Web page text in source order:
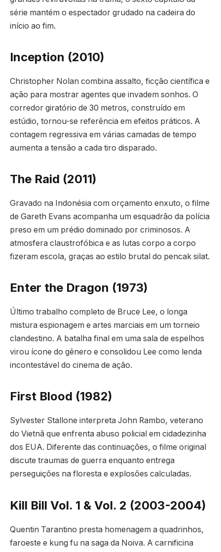
série mantém o espectador grudado na cadeira do
início ao fim.
Inception (2010)
Christopher Nolan combina assalto, ficção científica e
ação para mostrar agentes que invadem sonhos. O
corredor giratório de 30 metros, construído em
estúdio, tornou-se referência em efeitos práticos. A
contagem regressiva em várias camadas de tempo
aumenta a tensão a cada tiro disparado.
The Raid (2011)
Gravado na Indonésia com orçamento enxuto, o filme
de Gareth Evans acompanha um esquadrão da polícia
preso em um prédio dominado por criminosos. A
atmosfera claustrofóbica e as lutas corpo a corpo
fizeram escola, graças ao estilo brutal do pencak silat.
Enter the Dragon (1973)
Último trabalho completo de Bruce Lee, o longa
mistura espionagem e artes marciais em um torneio
clandestino. A batalha final em uma sala de espelhos
virou ícone do gênero e consolidou Lee como lenda
incontestável do cinema de ação.
First Blood (1982)
Sylvester Stallone interpreta John Rambo, veterano
do Vietnã que enfrenta abuso policial em cidadezinha
dos EUA. Diferente das continuações, o filme original
discute traumas de guerra enquanto entrega
perseguições na floresta e explosões calculadas.
Kill Bill Vol. 1 & Vol. 2 (2003-2004)
Quentin Tarantino presta homenagem a quadrinhos,
faroeste e kung fu na saga da Noiva. A carnificina